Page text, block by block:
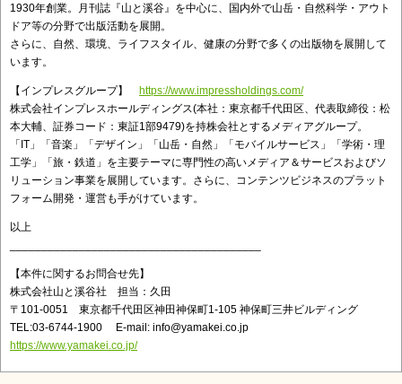
1930年創業。月刊誌『山と溪谷』を中心に、国内外で山岳・自然科学・アウト
ドア等の分野で出版活動を展開。
さらに、自然、環境、ライフスタイル、健康の分野で多くの出版物を展開して
います。
【インプレスグループ】 https://www.impressholdings.com/
株式会社インプレスホールディングス(本社：東京都千代田区、代表取締役：松
本大輔、証券コード：東証1部9479)を持株会社とするメディアグループ。
「IT」「音楽」「デザイン」「山岳・自然」「モバイルサービス」「学術・理
工学」「旅・鉄道」を主要テーマに専門性の高いメディア＆サービスおよびソ
リューション事業を展開しています。さらに、コンテンツビジネスのプラット
フォーム開発・運営も手がけています。
以上
【本件に関するお問合せ先】
株式会社山と溪谷社 担当：久田
〒101-0051 東京都千代田区神田神保町1-105 神保町三井ビルディング
TEL:03-6744-1900 E-mail: info@yamakei.co.jp
https://www.yamakei.co.jp/